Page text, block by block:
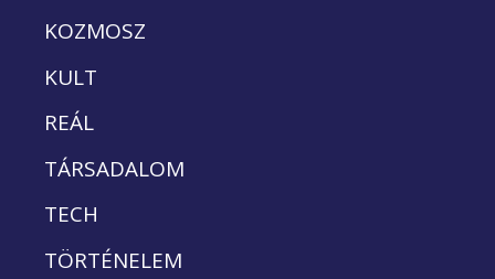
KOZMOSZ
KULT
REÁL
TÁRSADALOM
TECH
TÖRTÉNELEM